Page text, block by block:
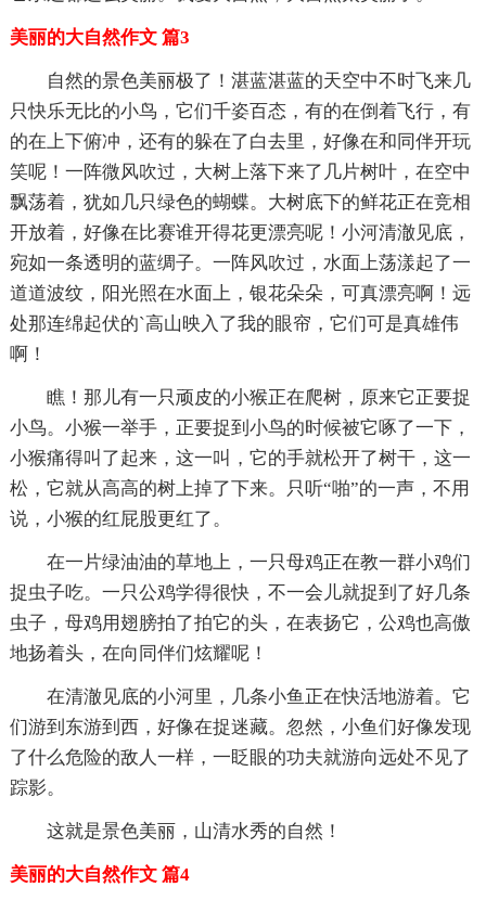
美丽的大自然作文 篇3
自然的景色美丽极了！湛蓝湛蓝的天空中不时飞来几
只快乐无比的小鸟，它们千姿百态，有的在倒着飞行，有
的在上下俯冲，还有的躲在了白去里，好像在和同伴开玩
笑呢！一阵微风吹过，大树上落下来了几片树叶，在空中
飘荡着，犹如几只绿色的蝴蝶。大树底下的鲜花正在竞相
开放着，好像在比赛谁开得花更漂亮呢！小河清澈见底，
宛如一条透明的蓝绸子。一阵风吹过，水面上荡漾起了一
道道波纹，阳光照在水面上，银花朵朵，可真漂亮啊！远
处那连绵起伏的`高山映入了我的眼帘，它们可是真雄伟
啊！
瞧！那儿有一只顽皮的小猴正在爬树，原来它正要捉
小鸟。小猴一举手，正要捉到小鸟的时候被它啄了一下，
小猴痛得叫了起来，这一叫，它的手就松开了树干，这一
松，它就从高高的树上掉了下来。只听“啪”的一声，不用
说，小猴的红屁股更红了。
在一片绿油油的草地上，一只母鸡正在教一群小鸡们
捉虫子吃。一只公鸡学得很快，不一会儿就捉到了好几条
虫子，母鸡用翅膀拍了拍它的头，在表扬它，公鸡也高傲
地扬着头，在向同伴们炫耀呢！
在清澈见底的小河里，几条小鱼正在快活地游着。它
们游到东游到西，好像在捉迷藏。忽然，小鱼们好像发现
了什么危险的敌人一样，一眨眼的功夫就游向远处不见了
踪影。
这就是景色美丽，山清水秀的自然！
美丽的大自然作文 篇4